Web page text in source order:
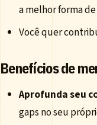
a melhor forma
Você quer
Benefícios de
Aprofunda seu
gaps no seu